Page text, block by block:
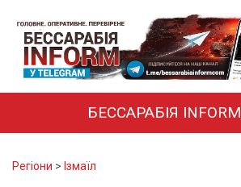
БЕССАРАБІЯ INFORM
Регіони > Ізмаїл